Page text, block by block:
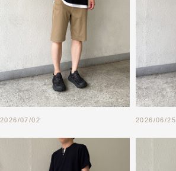
2026/07/02 2026/06/25